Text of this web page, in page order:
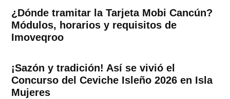
¿Dónde tramitar la Tarjeta Mobi Cancún?
Módulos, horarios y requisitos de
Imoveqroo
¡Sazón y tradición! Así se vivió el
Concurso del Ceviche Isleño 2026 en Isla
Mujeres